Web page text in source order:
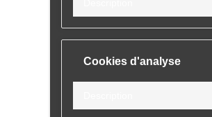
Cookies d'analyse